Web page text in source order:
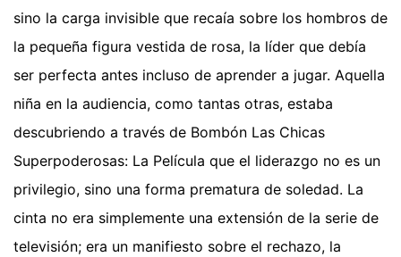
sino la carga invisible que recaía sobre los hombros de
la pequeña figura vestida de rosa, la líder que debía
ser perfecta antes incluso de aprender a jugar. Aquella
niña en la audiencia, como tantas otras, estaba
descubriendo a través de Bombón Las Chicas
Superpoderosas: La Película que el liderazgo no es un
privilegio, sino una forma prematura de soledad. La
cinta no era simplemente una extensión de la serie de
televisión; era un manifiesto sobre el rechazo, la